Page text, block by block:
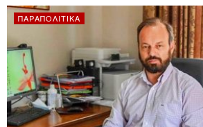
ΠΑΡΑΠΟΛΙΤΙΚΆ